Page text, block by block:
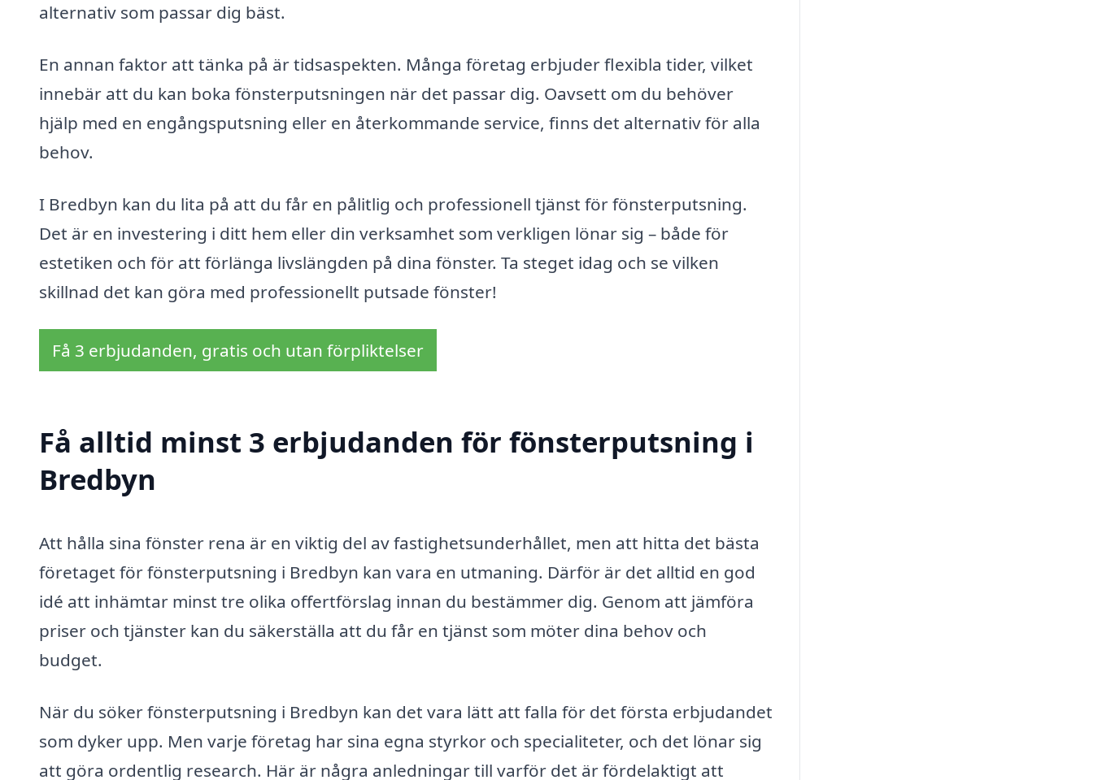
alternativ som passar dig bäst.
En annan faktor att tänka på är tidsaspekten. Många företag erbjuder flexibla tider, vilket
innebär att du kan boka fönsterputsningen när det passar dig. Oavsett om du behöver
hjälp med en engångsputsning eller en återkommande service, finns det alternativ för alla
behov.
I Bredbyn kan du lita på att du får en pålitlig och professionell tjänst för fönsterputsning.
Det är en investering i ditt hem eller din verksamhet som verkligen lönar sig – både för
estetiken och för att förlänga livslängden på dina fönster. Ta steget idag och se vilken
skillnad det kan göra med professionellt putsade fönster!
Få 3 erbjudanden, gratis och utan förpliktelser
Få alltid minst 3 erbjudanden för fönsterputsning i
Bredbyn
Att hålla sina fönster rena är en viktig del av fastighetsunderhållet, men att hitta det bästa
företaget för fönsterputsning i Bredbyn kan vara en utmaning. Därför är det alltid en god
idé att inhämtar minst tre olika offertförslag innan du bestämmer dig. Genom att jämföra
priser och tjänster kan du säkerställa att du får en tjänst som möter dina behov och
budget.
När du söker fönsterputsning i Bredbyn kan det vara lätt att falla för det första erbjudandet
som dyker upp. Men varje företag har sina egna styrkor och specialiteter, och det lönar sig
att göra ordentlig research. Här är några anledningar till varför det är fördelaktigt att